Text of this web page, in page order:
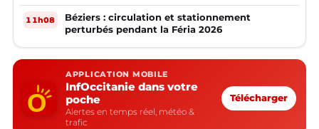
11h08
Béziers : circulation et stationnement
perturbés pendant la Féria 2026
APPLICATION MOBILE
InfOccitanie dans votre
poche
Alertes en temps réel, météo &
trafic
Télécharger